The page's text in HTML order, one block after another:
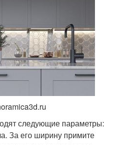
следующие параметры:
За его ширину примите